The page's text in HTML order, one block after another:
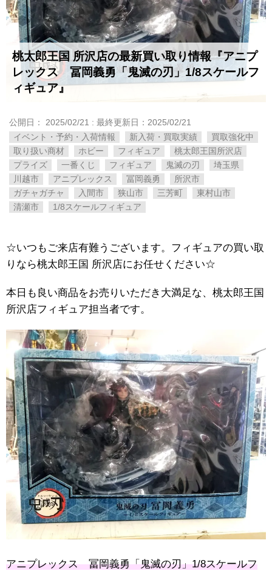
桃太郎王国 所沢店の最新買い取り情報『アニプ
レックス 冨岡義勇「鬼滅の刃」1/8スケールフ
ィギュア』
公開日： 2025/02/21 : 最終更新日：2025/02/21
イベント・予約・入荷情報
新入荷・買取実績
買取強化中
取り扱い商材
ホビー フィギュア
桃太郎王国所沢店
プライズ
一番くじ フィギュア 鬼滅の刃
埼玉県
川越市
アニプレックス 冨岡義勇
所沢市
ガチャガチャ
入間市 狭山市 三芳町
東村山市
清瀬市
1/8スケールフィギュア
☆いつもご来店有難うございます。フィギュアの買い取
りなら桃太郎王国 所沢店にお任せください☆
本日も良い商品をお売りいただき大満足な、桃太郎王国
所沢店フィギュア担当者です。
アニプレックス 冨岡義勇「鬼滅の刃」1/8スケールフ